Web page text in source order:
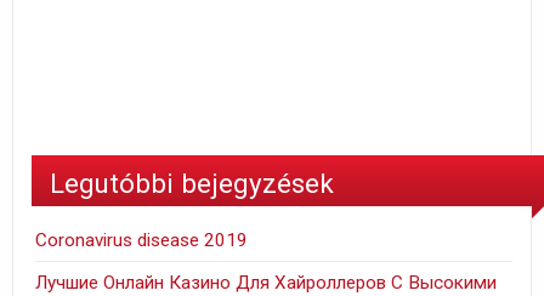
Legutóbbi bejegyzések
Coronavirus disease 2019
Лучшие Онлайн Казино Для Хайроллеров С Высокими